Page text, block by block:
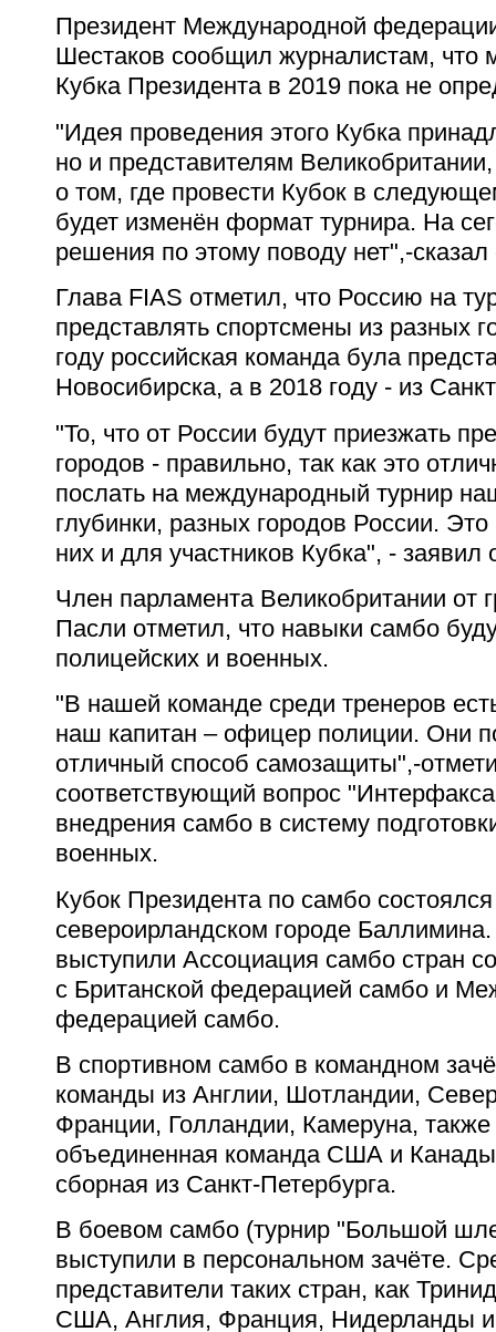
Президент Международной
Шестаков сообщил журналистам, что
Кубка Президента в 2019 пока не
"Идея проведения этого Кубка
но и представителям
о том, где провести Кубок в
будет изменён формат турнира. На
решения по этому поводу нет",-сказал
Глава FIAS отметил, что Россию на
представлять спортсмены из разных
году российская команда була
Новосибирска, а в 2018 году - из
"То, что от России будут приезжать
городов - правильно, так как это
послать на международный турнир
глубинки, разных городов России.
них и для участников Кубка", - заявил
Член парламента Великобритании от
Пасли отметил, что навыки самбо
полицейских и военных.
"В нашей команде среди тренеров
наш капитан – офицер полиции. Они
отличный способ самозащиты",-
соответствующий вопрос
внедрения самбо в систему
военных.
Кубок Президента по самбо
североирландском городе
выступили Ассоциация самбо стран
с Британской федерацией самбо и
федерацией самбо.
В спортивном самбо в командном
команды из Англии, Шотландии,
Франции, Голландии, Камеруна, также
объединенная команда США и
сборная из Санкт-Петербурга.
В боевом самбо (турнир "Большой
выступили в персональном зачёте.
представители таких стран, как
США, Англия, Франция, Нидерланды